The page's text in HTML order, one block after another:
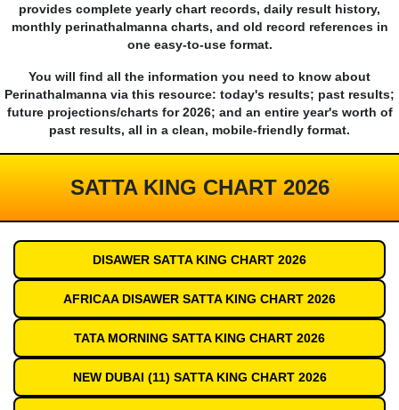
provides complete yearly chart records, daily result history,
monthly perinathalmanna charts, and old record references in
one easy-to-use format.
You will find all the information you need to know about
Perinathalmanna via this resource: today's results; past results;
future projections/charts for 2026; and an entire year's worth of
past results, all in a clean, mobile-friendly format.
SATTA KING CHART 2026
DISAWER SATTA KING CHART 2026
AFRICAA DISAWER SATTA KING CHART 2026
TATA MORNING SATTA KING CHART 2026
NEW DUBAI (11) SATTA KING CHART 2026